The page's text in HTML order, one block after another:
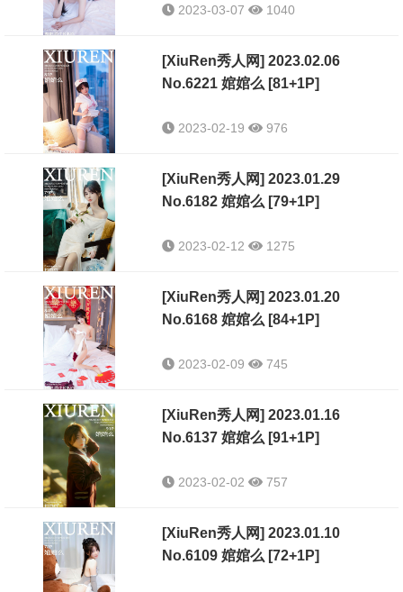
2023-03-07 1040
[XiuRen秀人网] 2023.02.06
No.6221 婠婠么 [81+1P]
2023-02-19 976
[XiuRen秀人网] 2023.01.29
No.6182 婠婠么 [79+1P]
2023-02-12 1275
[XiuRen秀人网] 2023.01.20
No.6168 婠婠么 [84+1P]
2023-02-09 745
[XiuRen秀人网] 2023.01.16
No.6137 婠婠么 [91+1P]
2023-02-02 757
[XiuRen秀人网] 2023.01.10
No.6109 婠婠么 [72+1P]